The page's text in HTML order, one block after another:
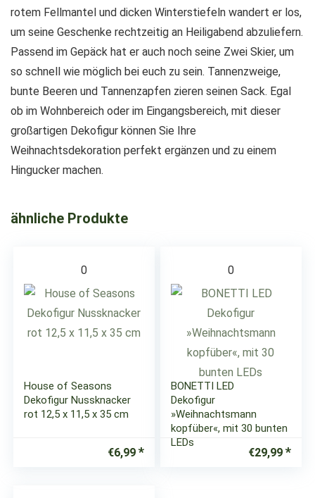
rotem Fellmantel und dicken Winterstiefeln wandert er los,
um seine Geschenke rechtzeitig an Heiligabend abzuliefern.
Passend im Gepäck hat er auch noch seine Zwei Skier, um
so schnell wie möglich bei euch zu sein. Tannenzweige,
bunte Beeren und Tannenzapfen zieren seinen Sack. Egal
ob im Wohnbereich oder im Eingangsbereich, mit dieser
großartigen Dekofigur können Sie Ihre
Weihnachtsdekoration perfekt ergänzen und zu einem
Hingucker machen.
ähnliche Produkte
0
House of Seasons
Dekofigur Nussknacker
rot 12,5 x 11,5 x 35 cm
€6,99
0
BONETTI LED
Dekofigur
»Weihnachtsmann
kopfüber«, mit 30 bunten
LEDs
€29,99